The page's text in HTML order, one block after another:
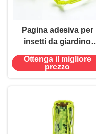
Pagina adesiva per
insetti da giardino
repellente di zanzare
sostenibile e duraturo
Ottenga il migliore
prezzo